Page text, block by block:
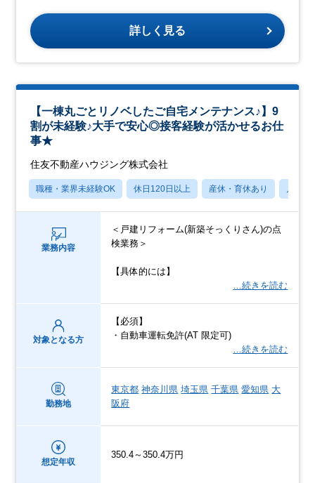
詳しく見る
【一棟丸ごとリノベしたご自宅メンテナンス♪】9
割が未経験♪大手で安心◎接客経験が活かせるお仕
事★
住友不動産ハウジング株式会社
職種・業界未経験OK 休日120日以上 産休・育休あり 月残業
業務内容
＜戸建リフォーム(新築そっくりさん)の点
検業務＞
【具体的には】
…続きを読む
対象となる方
【必須】
・自動車運転免許(AT 限定可)
…続きを読む
勤務地
東京都 神奈川県 埼玉県 千葉県 愛知県 大
阪府
想定年収
350.4～350.4万円